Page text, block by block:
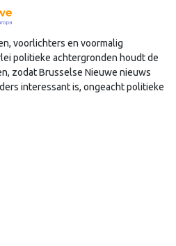
succesvol in hun
komt vooral omdat …
voorlichters en voormalig
politieke achtergronden houdt de
zodat Brusselse Nieuwe nieuws
interessant is, ongeacht politieke